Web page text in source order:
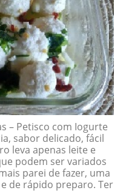
– Petisco com Iogurte
sabor delicado, fácil
leva apenas leite e
podem ser variados
parei de fazer, uma
de rápido preparo. Ter